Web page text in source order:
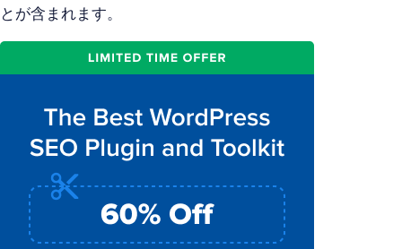
とが含まれます。